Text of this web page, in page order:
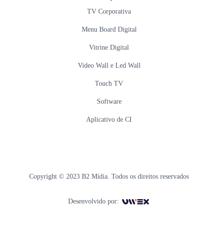
TV Corporativa
Menu Board Digital
Vitrine Digital
Video Wall e Led Wall
Touch TV
Software
Aplicativo de CI
Copyright © 2023 B2 Mídia. Todos os direitos reservados
Desenvolvido por: